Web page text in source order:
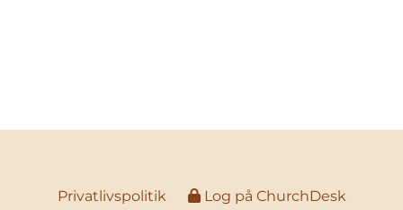
Privatlivspolitik Log på ChurchDesk